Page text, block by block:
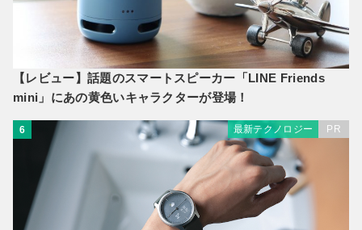
【レビュー】話題のスマートスピーカー「LINE Friends
mini」にあの黄色いキャラクターが登場！
6 最新テクノロジー PR